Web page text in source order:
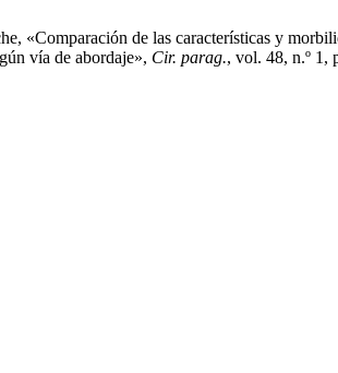
«Comparación de las características y
vía de abordaje», Cir. parag., vol. 48, n.º 1,